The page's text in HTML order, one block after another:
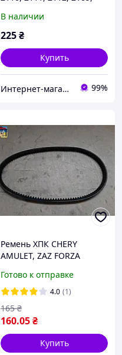
инжектор, 6PK742 мм
(Rider, Венгрия)
В наличии
225₴
Купить
Интернет-магазин автозапчастей 99%
Ремень ХПК CHERY
AMULET, ZAZ FORZA
Готово к отправке
4.0 (1)
160.05₴
165 ₴
Купить